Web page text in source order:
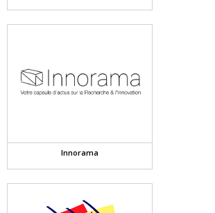
Innorama